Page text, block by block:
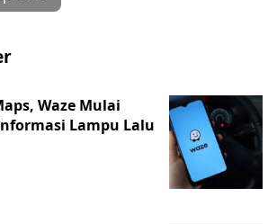
Waze Mulai
Lampu Lalu